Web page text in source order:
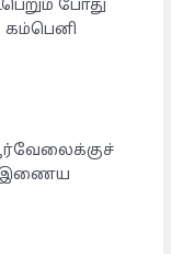
போது
கம்பெனி
இணைய